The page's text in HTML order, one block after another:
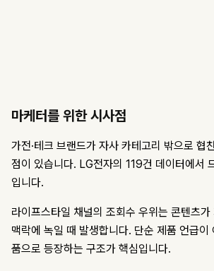
마케터를 위한 시사점
가전·테크 브랜드가 자사 카테고리 밖으로 협
점이 있습니다. LG전자의 119건 데이터에서
입니다.
라이프스타일 채널의 조회수 우위는 콘텐츠
맥락에 녹일 때 발생합니다. 단순 제품 언급이
품으로 등장하는 구조가 핵심입니다.